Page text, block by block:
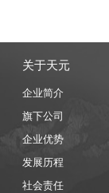
关于天元
企业简介
旗下公司
企业优势
发展历程
社会责任